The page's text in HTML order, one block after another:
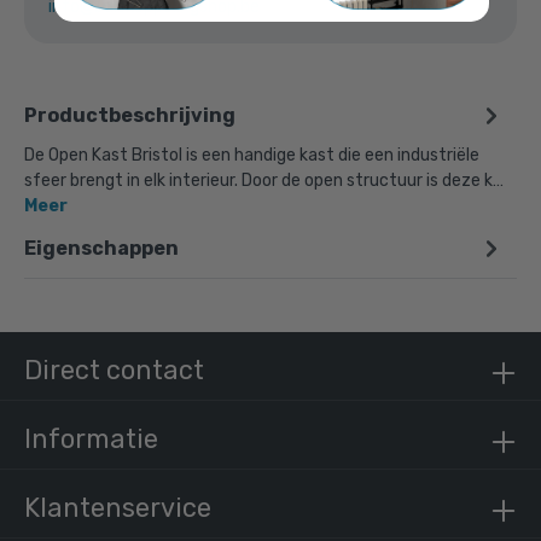
info@buiskoppelingshop.be
Productbeschrijving
De Open Kast Bristol is een handige kast die een industriële
sfeer brengt in elk interieur. Door de open structuur is deze k…
Meer
Eigenschappen
Direct contact
Informatie
Klantenservice